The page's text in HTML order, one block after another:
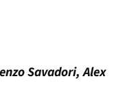
Savadori, Alex